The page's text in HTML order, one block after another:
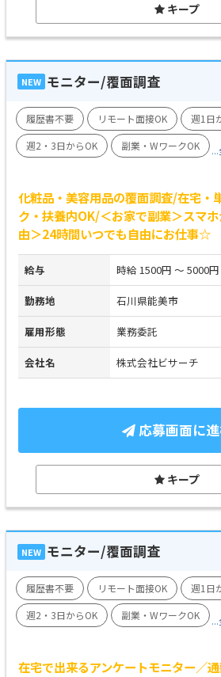
キープ
NEW モニター/覆面調査
履歴書不要 リモート面接OK
週1日
週2・3日からOK
副業・WワークOK
化粧品・美容用品の覆面調査/在宅・
ク・扶養内OK/＜お家で副業＞スマ
由＞24時間いつでも自由にお仕事☆
給与 時給 1500円 ～ 5000円
勤務地 石川県能美市
雇用形態 業務委託
会社名 株式会社ビサーチ
応募画面に
キープ
NEW モニター/覆面調査
履歴書不要 リモート面接OK
週1日
週2・3日からOK
副業・WワークOK
在宅で出来るアンケートモニター／